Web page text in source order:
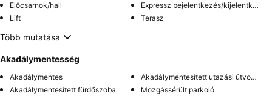
Előcsarnok/hall
Expressz bejelentkezés/kijelentkezés
Lift
Terasz
Több mutatása
Akadálymentesség
Akadálymentes
Akadálymentesített utazási útvonal
Akadálymentesített fürdőszoba
Mozgássérült parkoló